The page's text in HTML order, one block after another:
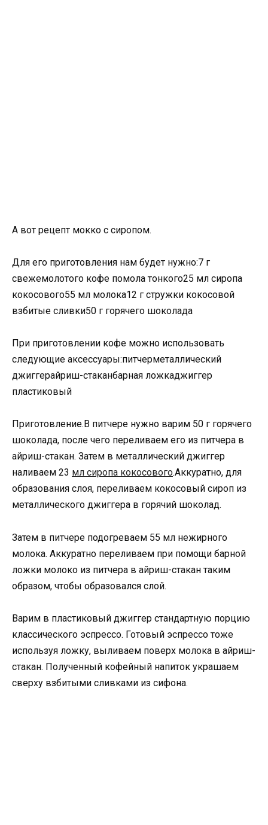
А вот рецепт мокко с сиропом.
Для его приготовления нам будет нужно:7 г
свежемолотого кофе помола тонкого25 мл сиропа
кокосового55 мл молока12 г стружки кокосовой
взбитые сливки50 г горячего шоколада
При приготовлении кофе можно использовать
следующие аксессуары:питчерметаллический
джиггерайриш-стаканбарная ложкаджиггер
пластиковый
Приготовление.В питчере нужно варим 50 г горячего
шоколада, после чего переливаем его из питчера в
айриш-стакан. Затем в металлический джиггер
наливаем 23 мл сиропа кокосового.Аккуратно, для
образования слоя, переливаем кокосовый сироп из
металлического джиггера в горячий шоколад.
Затем в питчере подогреваем 55 мл нежирного
молока. Аккуратно переливаем при помощи барной
ложки молоко из питчера в айриш-стакан таким
образом, чтобы образовался слой.
Варим в пластиковый джиггер стандартную порцию
классического эспрессо. Готовый эспрессо тоже
используя ложку, выливаем поверх молока в айриш-
стакан. Полученный кофейный напиток украшаем
сверху взбитыми сливками из сифона.